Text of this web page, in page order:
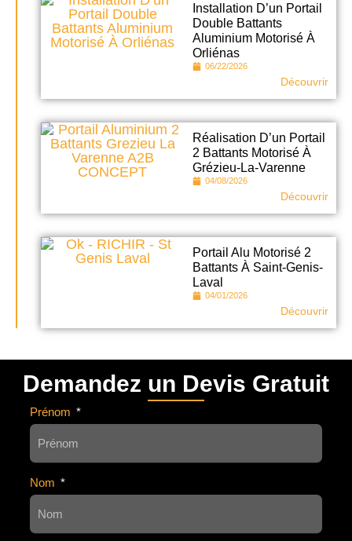
Installation D’un Portail
Double Battants
Aluminium Motorisé À
Orliénas
06/22/2026
Découvrir
Réalisation D’un Portail
2 Battants Motorisé À
Grézieu-La-Varenne
04/08/2026
Découvrir
Portail Alu Motorisé 2
Battants À Saint-Genis-
Laval
04/01/2026
Découvrir
Demandez un Devis Gratuit
Prénom
Nom